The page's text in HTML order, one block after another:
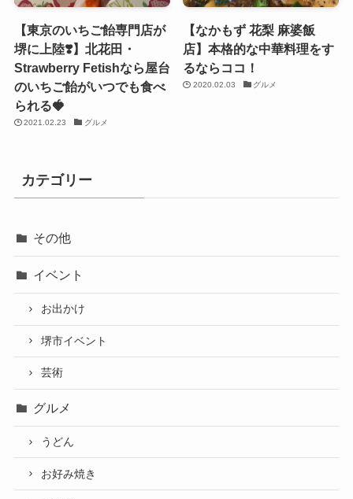
【東京のいちご飴専門店が
堺に上陸❣️】北花田・
Strawberry Fetishなら屋台
のいちご飴がいつでも食べ
られる🍓
2021.02.23 グルメ
【なかもず 花梨 麻婆飯
店】本格的な中華料理をす
るならココ！
2020.02.03 グルメ
カテゴリー
その他
イベント
お出かけ
堺市イベント
芸術
グルメ
うどん
お好み焼き